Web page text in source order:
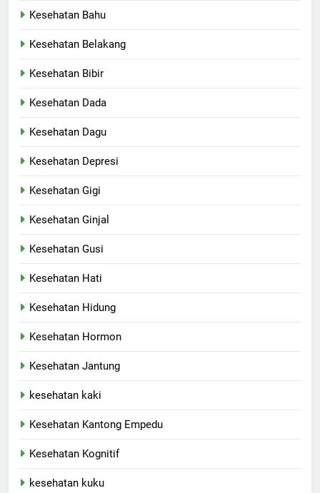
Kesehatan Bahu
Kesehatan Belakang
Kesehatan Bibir
Kesehatan Dada
Kesehatan Dagu
Kesehatan Depresi
Kesehatan Gigi
Kesehatan Ginjal
Kesehatan Gusi
Kesehatan Hati
Kesehatan Hidung
Kesehatan Hormon
Kesehatan Jantung
kesehatan kaki
Kesehatan Kantong Empedu
Kesehatan Kognitif
kesehatan kuku